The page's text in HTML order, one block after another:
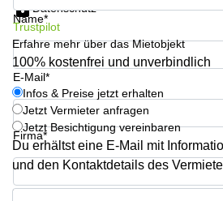
Büro
mieten
Dortmund
Tagungsraum
München
Büro
Mannheim
mieten
Büro
mieten
726 Köln
Hohenstaufenring
62 Köln
Erna-
Scheffler-
Str. 1A
Köln
Hohenzollernring
57 Koln
Name*
E-Mail*
Firma*
Telefon*
Datenschutz
Trustpilot
Erfahre mehr über das Mietobjekt
100% kostenfrei und unverbindlich
Infos & Preise jetzt erhalten
Jetzt Vermieter anfragen
Jetzt Besichtigung vereinbaren
Du erhältst eine E-Mail mit
und den Kontaktdetails des